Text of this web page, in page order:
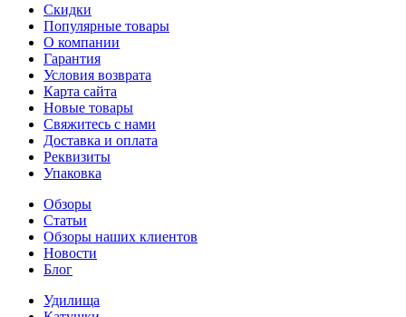
Скидки
Популярные товары
О компании
Гарантия
Условия возврата
Карта сайта
Новые товары
Свяжитесь с нами
Доставка и оплата
Реквизиты
Упаковка
Обзоры
Статьи
Обзоры наших клиентов
Новости
Блог
Удилища